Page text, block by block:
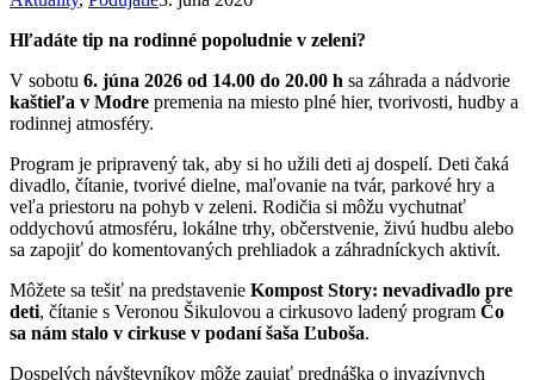
Hľadáte tip na rodinné popoludnie v zeleni?
V sobotu 6. júna 2026 od 14.00 do 20.00 h sa záhrada a nádvorie
kaštieľa v Modre premenia na miesto plné hier, tvorivosti, hudby a
rodinnej atmosféry.
Program je pripravený tak, aby si ho užili deti aj dospelí. Deti čaká
divadlo, čítanie, tvorivé dielne, maľovanie na tvár, parkové hry a
veľa priestoru na pohyb v zeleni. Rodičia si môžu vychutnať
oddychovú atmosféru, lokálne trhy, občerstvenie, živú hudbu alebo
sa zapojiť do komentovaných prehliadok a záhradníckych aktivít.
Môžete sa tešiť na predstavenie Kompost Story: nevadivadlo pre
deti, čítanie s Veronou Šikulovou a cirkusovo ladený program Čo
sa nám stalo v cirkuse v podaní šaša Ľuboša.
Dospelých návštevníkov môže zaujať prednáška o invazívnych